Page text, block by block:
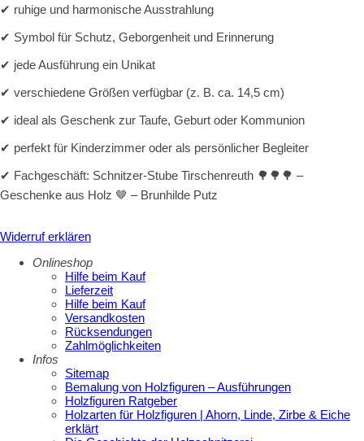
✔ ruhige und harmonische Ausstrahlung
✔ Symbol für Schutz, Geborgenheit und Erinnerung
✔ jede Ausführung ein Unikat
✔ verschiedene Größen verfügbar (z. B. ca. 14,5 cm)
✔ ideal als Geschenk zur Taufe, Geburt oder Kommunion
✔ perfekt für Kinderzimmer oder als persönlicher Begleiter
✔ Fachgeschäft: Schnitzer-Stube Tirschenreuth 🌳🌳🌳 –
Geschenke aus Holz 🤎 – Brunhilde Putz
Widerruf erklären
Onlineshop
Hilfe beim Kauf
Lieferzeit
Hilfe beim Kauf
Versandkosten
Rücksendungen
Zahlmöglichkeiten
Infos
Sitemap
Bemalung von Holzfiguren – Ausführungen
Holzfiguren Ratgeber
Holzarten für Holzfiguren | Ahorn, Linde, Zirbe & Eiche
erklärt